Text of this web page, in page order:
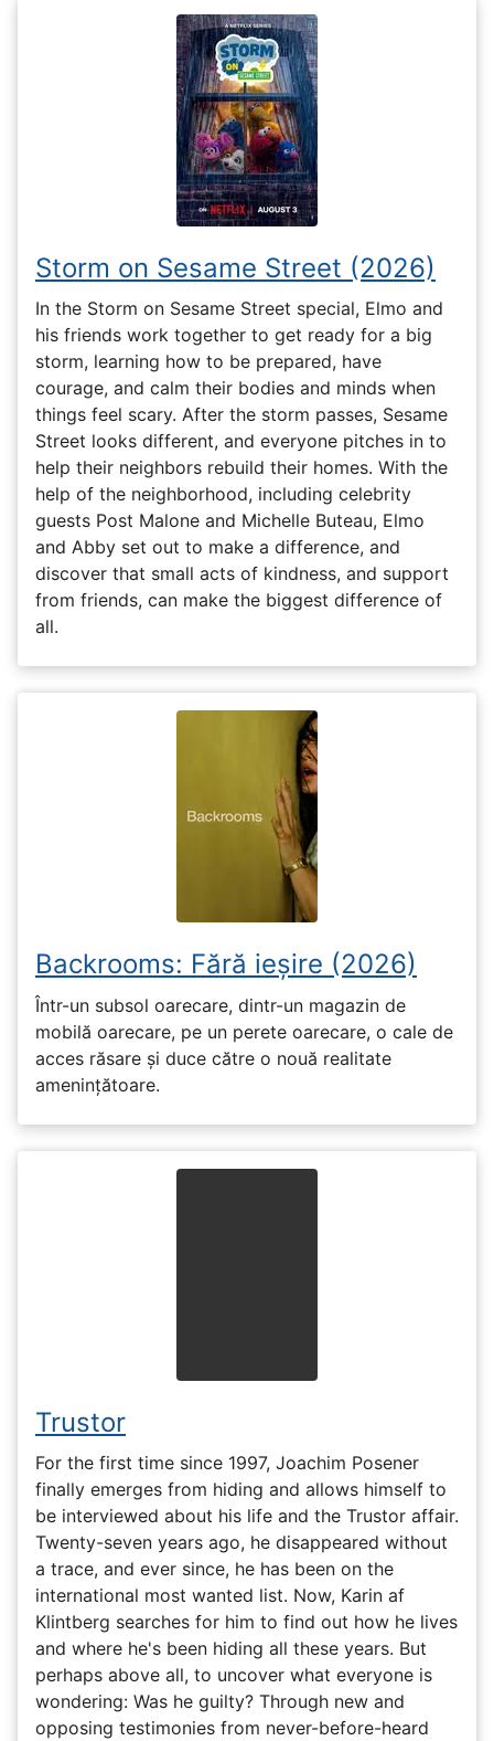
Storm on Sesame Street (2026)
In the Storm on Sesame Street special, Elmo and
his friends work together to get ready for a big
storm, learning how to be prepared, have
courage, and calm their bodies and minds when
things feel scary. After the storm passes, Sesame
Street looks different, and everyone pitches in to
help their neighbors rebuild their homes. With the
help of the neighborhood, including celebrity
guests Post Malone and Michelle Buteau, Elmo
and Abby set out to make a difference, and
discover that small acts of kindness, and support
from friends, can make the biggest difference of
all.
Backrooms: Fără ieșire (2026)
Într-un subsol oarecare, dintr-un magazin de
mobilă oarecare, pe un perete oarecare, o cale de
acces răsare și duce către o nouă realitate
amenințătoare.
Trustor
For the first time since 1997, Joachim Posener
finally emerges from hiding and allows himself to
be interviewed about his life and the Trustor affair.
Twenty-seven years ago, he disappeared without
a trace, and ever since, he has been on the
international most wanted list. Now, Karin af
Klintberg searches for him to find out how he lives
and where he's been hiding all these years. But
perhaps above all, to uncover what everyone is
wondering: Was he guilty? Through new and
opposing testimonies from never-before-heard